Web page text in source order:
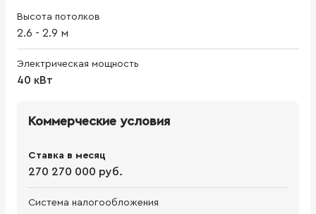
Высота потолков
2.6 - 2.9 м
Электрическая мощность
40 кВт
Коммерческие условия
Ставка в месяц
270 270 000 руб.
Система налогообложения